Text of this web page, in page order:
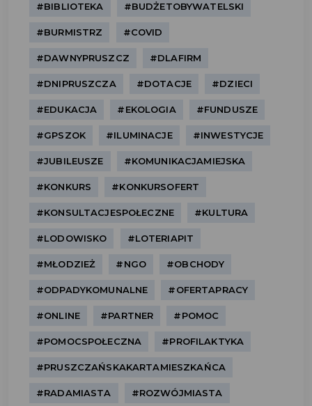
#BIBLIOTEKA #BUDŻETOBYWATELSKI
#BURMISTRZ #COVID
#DAWNYPRUSZCZ #DLAFIRM
#DNIPRUSZCZA #DOTACJE #DZIECI
#EDUKACJA #EKOLOGIA #FUNDUSZE
#GPSZOK #ILUMINACJE #INWESTYCJE
#JUBILEUSZE #KOMUNIKACJAMIEJSKA
#KONKURS #KONKURSOFERT
#KONSULTACJESPOŁECZNE #KULTURA
#LODOWISKO #LOTERIAPIT
#MŁODZIEŻ #NGO #OBCHODY
#ODPADYKOMUNALNE #OFERTAPRACY
#ONLINE #PARTNER #POMOC
#POMOCSPOŁECZNA #PROFILAKTYKA
#PRUSZCZAŃSKAKARTAMIESZKAŃCA
#RADAMIASTA #ROZWÓJMIASTA